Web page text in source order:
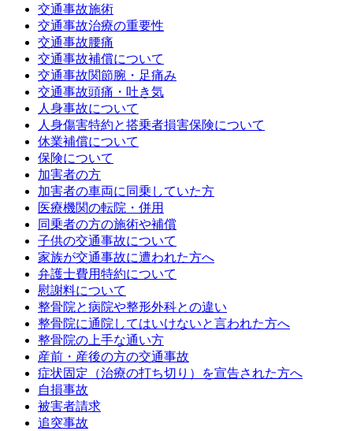
交通事故施術
交通事故治療の重要性
交通事故腰痛
交通事故補償について
交通事故関節腕・足痛み
交通事故頭痛・吐き気
人身事故について
人身傷害特約と搭乗者損害保険について
休業補償について
保険について
加害者の方
加害者の車両に同乗していた方
医療機関の転院・併用
同乗者の方の施術や補償
子供の交通事故について
家族が交通事故に遭われた方へ
弁護士費用特約について
慰謝料について
整骨院と病院や整形外科との違い
整骨院に通院してはいけないと言われた方へ
整骨院の上手な通い方
産前・産後の方の交通事故
症状固定（治療の打ち切り）を宣告された方へ
自損事故
被害者請求
追突事故